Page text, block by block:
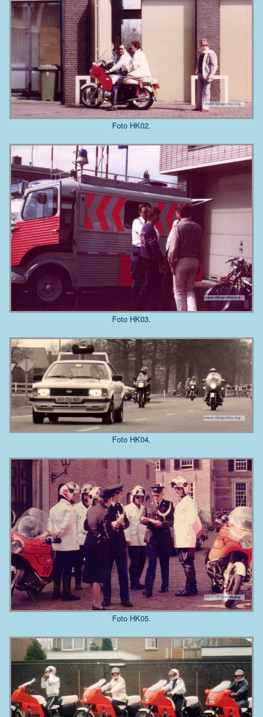
Foto HK02.
Foto HK03.
Foto HK04.
Foto HK05.